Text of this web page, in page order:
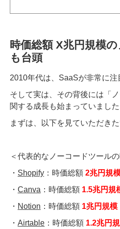
時価総額 X兆円規模
も台頭
2010年代は、SaaSが非常に注
そして実は、その背後には「
関する成長も始まっていました
まずは、以下を見ていただきた
＜代表的なノーコードツール
・ Shopify ：時価総額 2兆円規
・ Canva ：時価総額 1.5兆円規
・ Notion ：時価総額 1兆円規模
・ Airtable ：時価総額 1.2兆円